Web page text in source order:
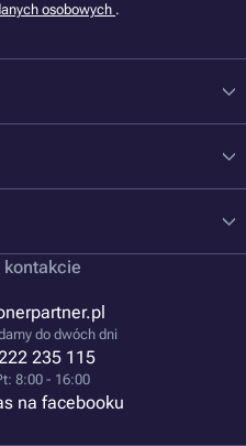
osobowych .
kontakcie
do dwóch dni
235 115
8:00 - 16:00
na facebooku